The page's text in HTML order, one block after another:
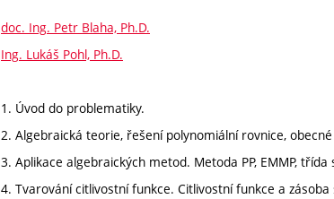
doc. Ing. Petr Blaha, Ph.D.
Ing. Lukáš Pohl, Ph.D.
1. Úvod do problematiky.
2. Algebraická teorie, řešení polynomiální rovnice,
3. Aplikace algebraických metod. Metoda PP, EMMP,
4. Tvarování citlivostní funkce. Citlivostní funkce a